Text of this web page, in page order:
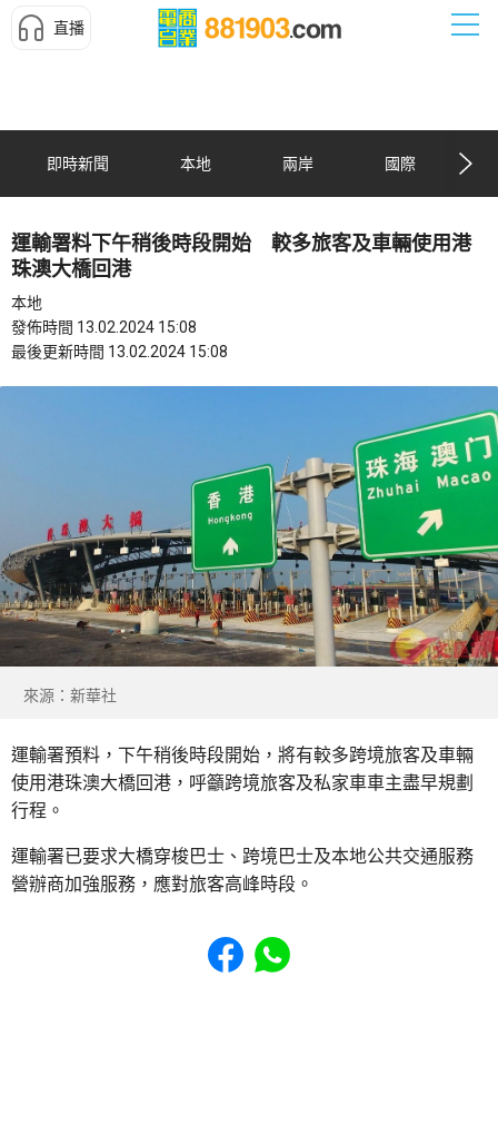
直播
即時新聞 本地 兩岸 國際
運輸署料下午稍後時段開始 較多旅客及車輛使用港
珠澳大橋回港
本地
發佈時間 13.02.2024 15:08
最後更新時間 13.02.2024 15:08
來源：新華社
運輸署預料，下午稍後時段開始，將有較多跨境旅客及車輛
使用港珠澳大橋回港，呼籲跨境旅客及私家車車主盡早規劃
行程。
運輸署已要求大橋穿梭巴士、跨境巴士及本地公共交通服務
營辦商加強服務，應對旅客高峰時段。
Share to Facebook
Share to WhatsApp